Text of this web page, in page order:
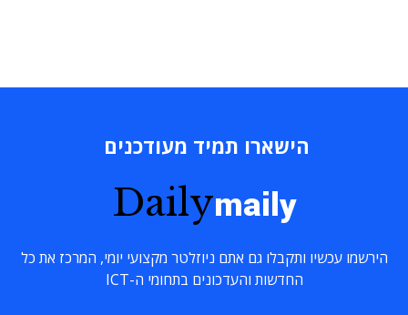
הישארו תמיד מעודכנים
Dailymaily
הירשמו עכשיו ותקבלו גם אתם ניוזלטר מקצועי יומי, המרכז את כל
החדשות והעדכונים בתחומי ה-ICT